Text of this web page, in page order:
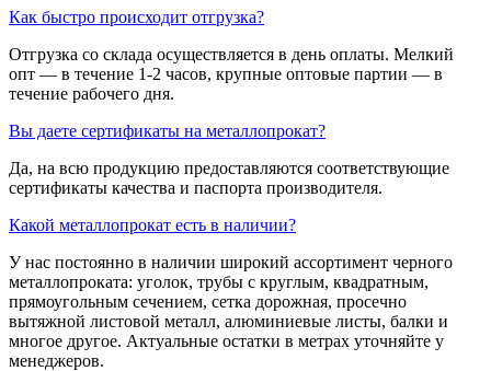
Как быстро происходит отгрузка?
Отгрузка со склада осуществляется в день оплаты. Мелкий
опт — в течение 1-2 часов, крупные оптовые партии — в
течение рабочего дня.
Вы даете сертификаты на металлопрокат?
Да, на всю продукцию предоставляются соответствующие
сертификаты качества и паспорта производителя.
Какой металлопрокат есть в наличии?
У нас постоянно в наличии широкий ассортимент черного
металлопроката: уголок, трубы с круглым, квадратным,
прямоугольным сечением, сетка дорожная, просечно
вытяжной листовой металл, алюминиевые листы, балки и
многое другое. Актуальные остатки в метрах уточняйте у
менеджеров.